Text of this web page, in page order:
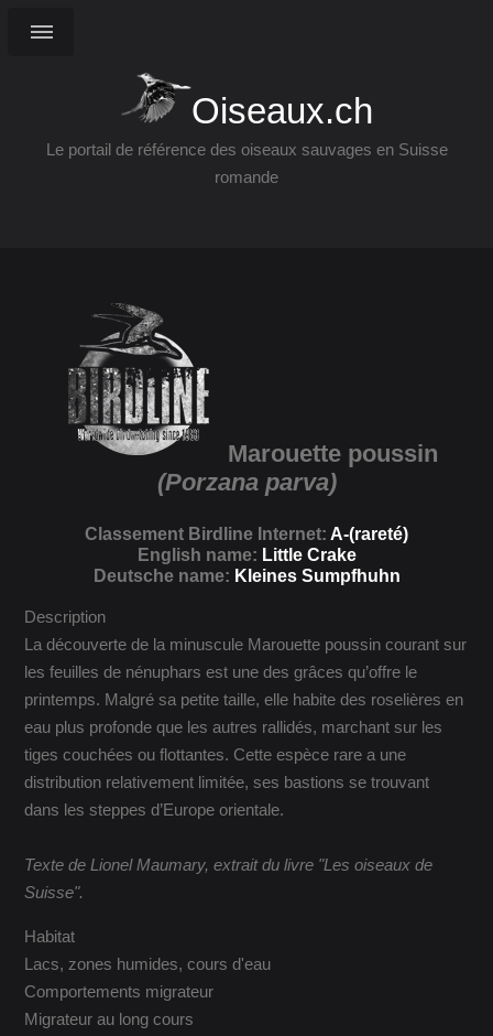
Oiseaux.ch
Le portail de référence des oiseaux sauvages en Suisse
romande
Marouette poussin
(Porzana parva)
Classement Birdline Internet: A-(rareté)
English name: Little Crake
Deutsche name: Kleines Sumpfhuhn
Description
La découverte de la minuscule Marouette poussin courant sur
les feuilles de nénuphars est une des grâces qu’offre le
printemps. Malgré sa petite taille, elle habite des roselières en
eau plus profonde que les autres rallidés, marchant sur les
tiges couchées ou flottantes. Cette espèce rare a une
distribution relativement limitée, ses bastions se trouvant
dans les steppes d’Europe orientale.
Texte de Lionel Maumary, extrait du livre "Les oiseaux de
Suisse".
Habitat
Lacs, zones humides, cours d'eau
Comportements migrateur
Migrateur au long cours